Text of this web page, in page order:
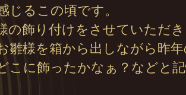
じるこの頃です。
の飾り付けをさせていただ
雛様を箱から出しながら昨
こに飾ったかなぁ？などと